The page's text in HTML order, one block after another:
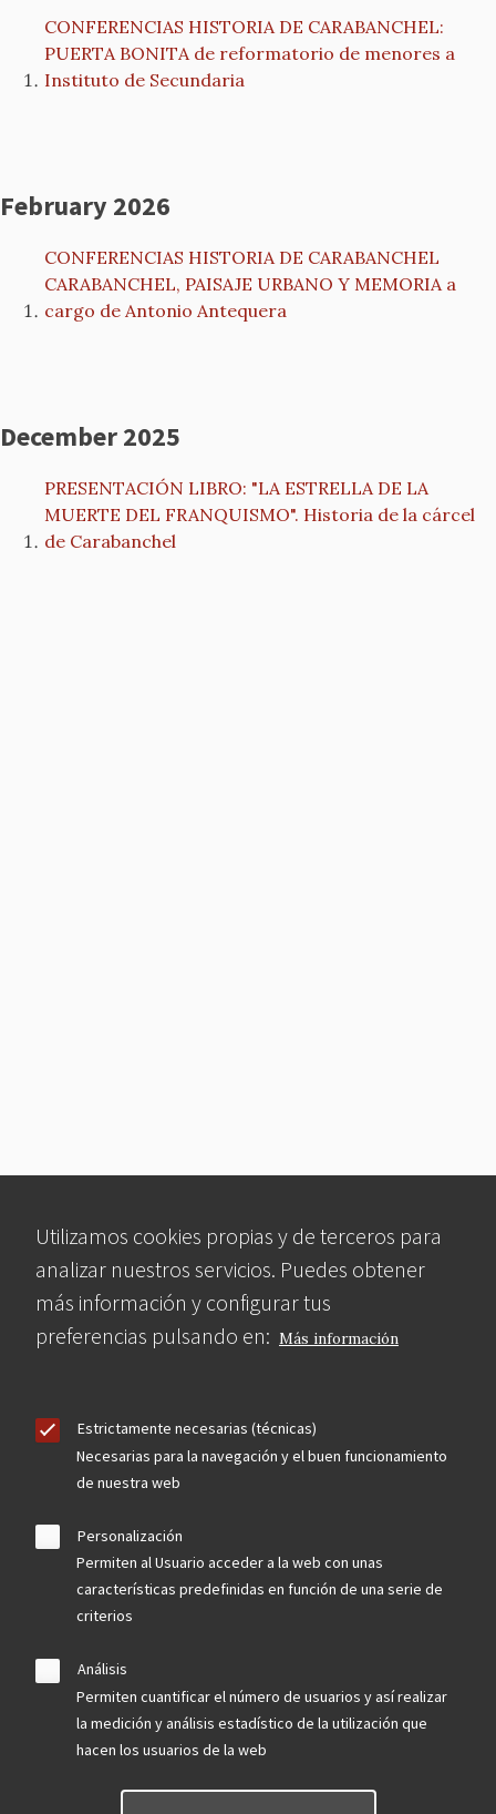
Utilizamos cookies propias y de terceros para
analizar nuestros servicios. Puedes obtener
más información y configurar tus
preferencias pulsando en: Más información
Estrictamente necesarias (técnicas)
Necesarias para la navegación y el buen funcionamiento
de nuestra web
Personalización
Permiten al Usuario acceder a la web con unas
características predefinidas en función de una serie de
criterios
Análisis
Permiten cuantificar el número de usuarios y así realizar
la medición y análisis estadístico de la utilización que
hacen los usuarios de la web
CONFERENCIAS HISTORIA DE CARABANCHEL:
PUERTA BONITA de reformatorio de menores a
Instituto de Secundaria
February 2026
CONFERENCIAS HISTORIA DE CARABANCHEL
CARABANCHEL, PAISAJE URBANO Y MEMORIA a
cargo de Antonio Antequera
December 2025
PRESENTACIÓN LIBRO: "LA ESTRELLA DE LA
MUERTE DEL FRANQUISMO". Historia de la cárcel
de Carabanchel